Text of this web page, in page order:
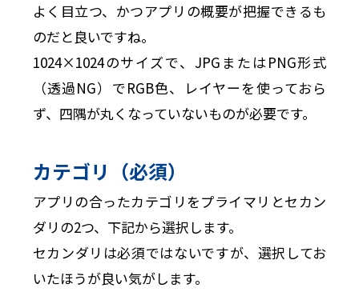
よく目立つ、かつアプリの概要が把握できるも
のだと良いですね。
1024×1024のサイズで、JPGまたはPNG形式
（透過NG）でRGB色、レイヤーを使っておら
ず、四隅が丸くなっていないものが必要です。
カテゴリ（必須）
アプリの合ったカテゴリをプライマリとセカン
ダリの2つ、下記から選択します。
セカンダリは必須ではないですが、選択してお
いたほうが良い気がします。